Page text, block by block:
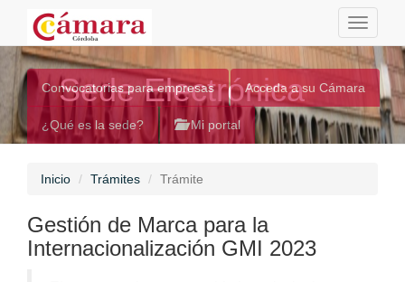
Toggle
Sede Electrónica
Convocatorias para empresas Acceda a su Cámara
¿Qué es la sede? Mi portal
Inicio Trámites Trámite
Gestión de Marca para la
Internacionalización GMI 2023